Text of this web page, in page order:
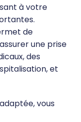
à votre
de
une prise
des
et
vous